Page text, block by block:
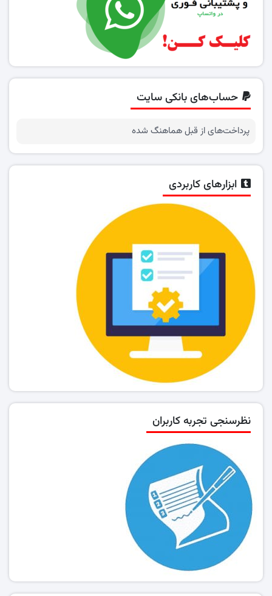
حساب‌های بانکی سایت
پرداخت‌های از قبل هماهنگ شده
ابزارهای کاربردی
نظرسنجی تجربه کاربران